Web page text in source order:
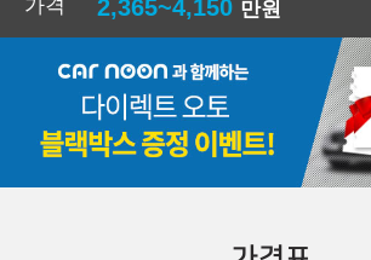
가격
2,365~4,150 만원